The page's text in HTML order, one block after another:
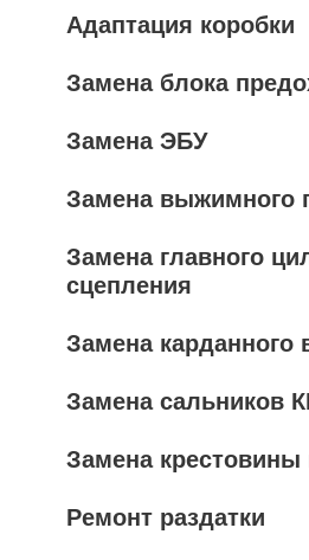
Адаптация коробки
Замена блока
Замена ЭБУ
Замена выжимного
Замена главного
сцепления
Замена карданного
Замена сальников
Замена крестовины
Ремонт раздатки